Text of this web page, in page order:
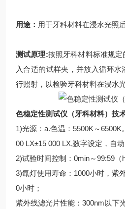
用途： 用于牙科材料在浸水光照
测试原理:按照牙科材料标准规
入合适的试样夹，并放入循环
行照射，以检验牙科材料在浸水
色稳定性测试仪（牙科材料） 技
1)光源：a.色温：5500K～
00 LX±15 000 LX,数字设定，自动
2)试验时间控制：0min～99:59（
3)氙灯使用寿命：1000小时，紫
0小时；
紫外线滤光片性能：300nm以下